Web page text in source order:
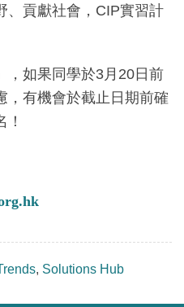
、貢獻社會，CIP實習計
，如果同學於3月20日前
，有機會於截止日期前確
！
, Solutions Hub